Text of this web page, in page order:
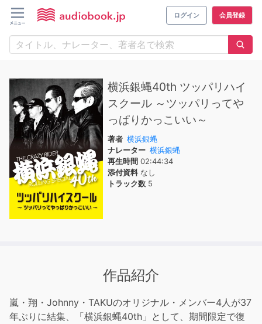
ログイン 会員登録
横浜銀蝿40th ツッパリハイ
スクール ～ツッパリってや
っぱりかっこいい～
著者 横浜銀蝿
ナレーター 横浜銀蝿
再生時間 02:44:34
添付資料なし
トラック数 5
作品紹介
嵐・翔・Johnny・TAKUのオリジナル・メンバー4人が37
年ぶりに結集、「横浜銀蝿40th」として、期間限定で復